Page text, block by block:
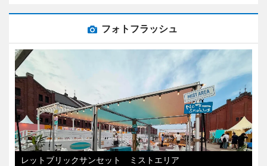
フォトフラッシュ
レットブリックサンセット ミストエリア